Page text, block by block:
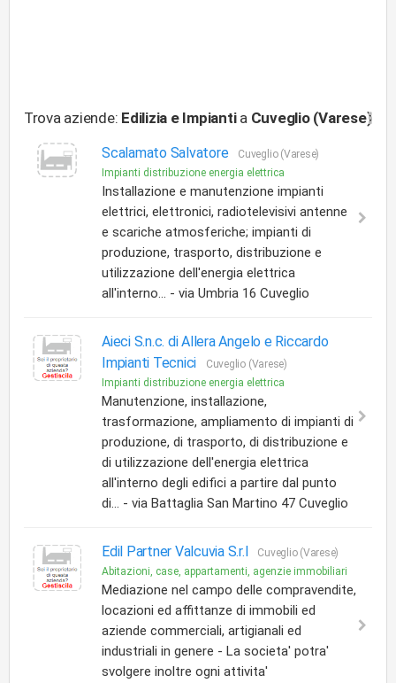
Trova aziende: Edilizia e Impiantia Cuveglio (Varese)
Scalamato Salvatore
Cuveglio (Varese)
Impianti distribuzione energia elettrica
Installazione e manutenzione impianti
elettrici, elettronici, radiotelevisivi antenne
e scariche atmosferiche; impianti di
produzione, trasporto, distribuzione e
utilizzazione dell'energia elettrica
all'interno... - via Umbria 16 Cuveglio
Aieci S.n.c. di Allera Angelo e Riccardo
Impianti Tecnici
Cuveglio (Varese)
Impianti distribuzione energia elettrica
Manutenzione, installazione,
trasformazione, ampliamento di impianti di
produzione, di trasporto, di distribuzione e
di utilizzazione dell'energia elettrica
all'interno degli edifici a partire dal punto
di... - via Battaglia San Martino 47 Cuveglio
Edil Partner Valcuvia S.r.l
Cuveglio (Varese)
Abitazioni, case, appartamenti, agenzie immobiliari
Mediazione nel campo delle compravendite,
locazioni ed affittanze di immobili ed
aziende commerciali, artigianali ed
industriali in genere - La societa' potra'
svolgere inoltre ogni attivita'